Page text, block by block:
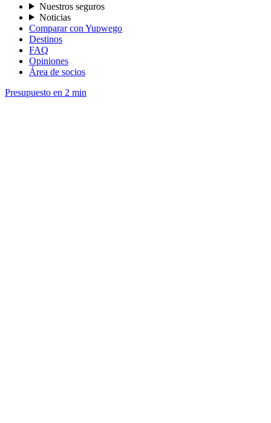
Nuestros seguros
Noticias
Comparar con Yupwego
Destinos
FAQ
Opiniones
Área de socios
Presupuesto en 2 min